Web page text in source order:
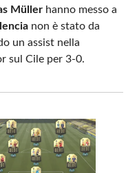
Müllerhanno messo a
non è stato da
un assist nella
sul Cile per 3-0.